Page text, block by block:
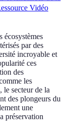
Vidéo
écosystèmes
par des
incroyable et
ces
des
les
le secteur de la
des plongeurs du
une
préservation